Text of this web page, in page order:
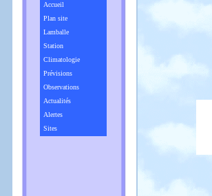
Accueil
Plan site
Lamballe
Station
Climatologie
Prévisions
Observations
Actualités
Alertes
Sites